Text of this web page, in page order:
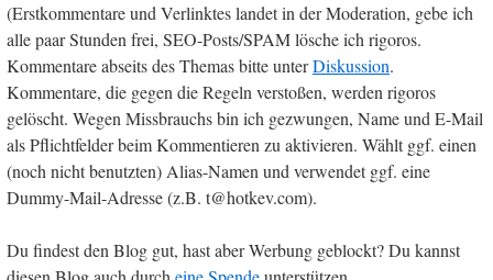
(Erstkommentare und Verlinktes landet in der Moderation, gebe ich
alle paar Stunden frei, SEO-Posts/SPAM lösche ich rigoros.
Kommentare abseits des Themas bitte unterDiskussion.
Kommentare, die gegen die Regeln verstoßen, werden rigoros
gelöscht. Wegen Missbrauchs bin ich gezwungen, Name und E-Mail
als Pflichtfelder beim Kommentieren zu aktivieren. Wählt ggf. einen
(noch nicht benutzten) Alias-Namen und verwendet ggf. eine
Dummy-Mail-Adresse (z.B. t@hotkev.com).
Du findest den Blog gut, hast aber Werbung geblockt? Du kannst